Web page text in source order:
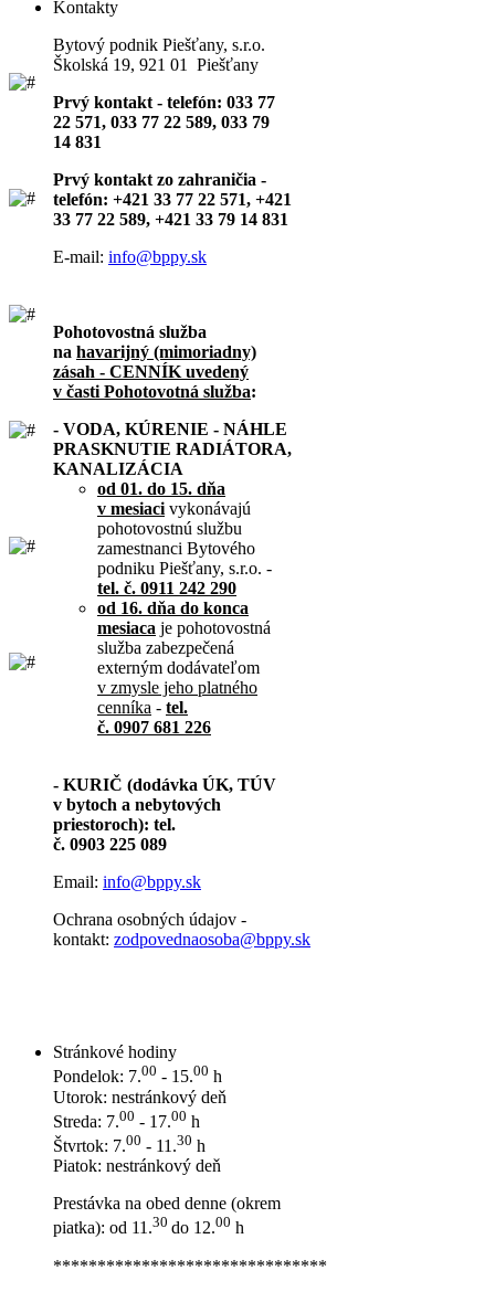
Kontakty
Bytový podnik Piešťany, s.r.o.
Školská 19, 921 01 Piešťany
Prvý kontakt - telefón: 033 77
22 571, 033 77 22 589, 033 79
14 831
Prvý kontakt zo zahraničia -
telefón: +421 33 77 22 571, +421
33 77 22 589, +421 33 79 14 831
E-mail: info@bppy.sk
Pohotovostná služba
na havarijný (mimoriadny)
zásah - CENNÍK uvedený
v časti Pohotovotná služba:
- VODA, KÚRENIE - NÁHLE
PRASKNUTIE RADIÁTORA,
KANALIZÁCIA
od 01. do 15. dňa
v mesiaci vykonávajú
pohotovostnú službu
zamestnanci Bytového
podniku Piešťany, s.r.o. -
tel. č. 0911 242 290
od 16. dňa do konca
mesiaca je pohotovostná
služba zabezpečená
externým dodávateľom
v zmysle jeho platného
cenníka - tel.
č. 0907 681 226
- KURIČ (dodávka ÚK, TÚV
v bytoch a nebytových
priestoroch): tel.
č. 0903 225 089
Email: info@bppy.sk
Ochrana osobných údajov -
kontakt: zodpovednaosoba@bppy.sk
Stránkové hodiny
Pondelok: 7.00 - 15.00 h
Utorok: nestránkový deň
Streda: 7.00 - 17.00 h
Štvrtok: 7.00 - 11.30 h
Piatok: nestránkový deň
Prestávka na obed denne (okrem
piatka): od 11.30 do 12.00 h
*******************************